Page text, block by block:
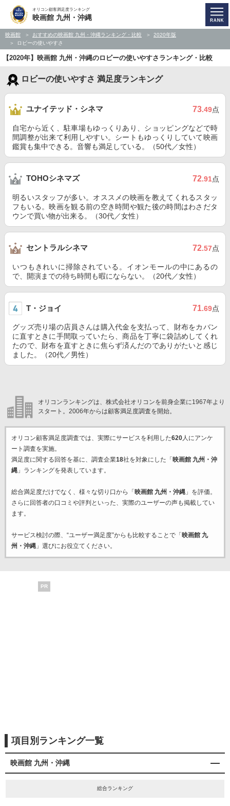
オリコン顧客満足度ランキング
映画館 九州・沖縄
映画館 おすすめの映画館 九州・沖縄ランキング・比較
2020年版
ロビーの使いやすさ
【2020年】映画館 九州・沖縄のロビーの使いやすさランキング・比較
ロビーの使いやすさ 満足度ランキング
ユナイテッド・シネマ 73.49点
自宅から近く、駐車場もゆっくりあり、ショッピングなどで時
間調整が出来て利用しやすい。シートもゆっくりしていて映画
鑑賞も集中できる。音響も満足している。（50代／女性）
TOHOシネマズ 72.91点
明るいスタッフが多い。オススメの映画を教えてくれるスタッ
フもいる。映画を観る前の空き時間や観た後の時間はわさだタ
ウンで買い物が出来る。（30代／女性）
セントラルシネマ 72.57点
いつもきれいに掃除されている。イオンモールの中にあるの
で、開演までの待ち時間も暇にならない。（20代／女性）
T・ジョイ 71.69点
グッズ売り場の店員さんは購入代金を支払って、財布をカバン
に直すときに手間取っていたら、商品を丁寧に袋詰めしてくれ
たので、財布を直すときに焦らず済んだのでありがたいと感じ
ました。（20代／男性）
オリコンランキングは、株式会社オリコンを前身企業に1967年より
スタート。2006年からは顧客満足度調査を開始。
オリコン顧客満足度調査では、実際にサービスを利用した620人にアンケ
ート調査を実施。
満足度に関する回答を基に、調査企業18社を対象にした「 映画館 九州・沖
縄」ランキングを発表しています。
総合満足度だけでなく、様々な切り口から「 映画館 九州・沖縄」を評価。
さらに回答者の口コミや評判といった、実際のユーザーの声も掲載してい
ます。
サービス検討の際、“ユーザー満足度”からも比較することで「 映画館 九
州・沖縄」選びにお役立てください。
PR
項目別ランキング一覧
映画館 九州・沖縄
総合ランキング